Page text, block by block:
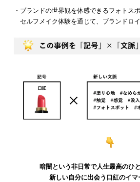
・ブランドの世界観を体感できるフォトス
セルフメイク体験を通じて、ブランドロ
暗闇という非日常で人生最高のひ
新しい自分に出会う口紅のイマ